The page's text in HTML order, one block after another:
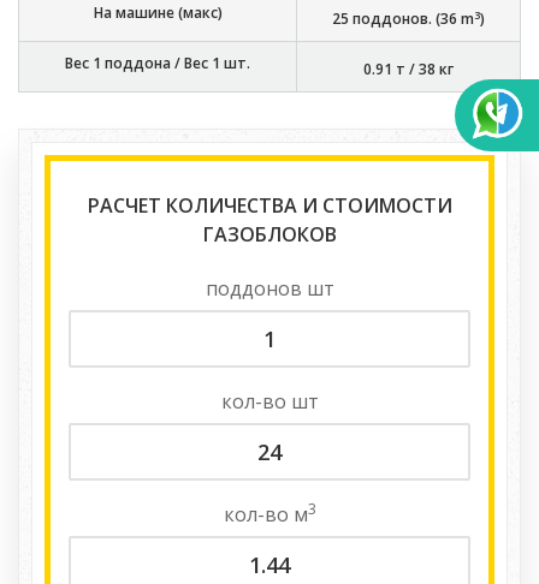
На машине (макс) 25 поддонов. (36 m3)
Вес 1 поддона / Вес 1 шт. 0.91 т /38 кг
РАСЧЕТ КОЛИЧЕСТВА И СТОИМОСТИ
ГАЗОБЛОКОВ
поддонов шт
кол-во шт
кол-во м3